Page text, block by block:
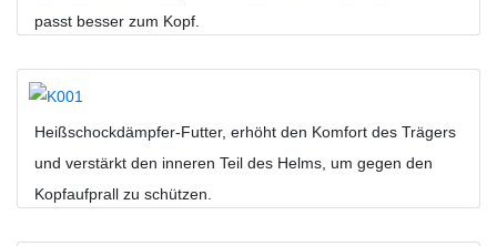
passt besser zum Kopf.
Heißschockdämpfer-Futter, erhöht den Komfort des Trägers
und verstärkt den inneren Teil des Helms, um gegen den
Kopfaufprall zu schützen.